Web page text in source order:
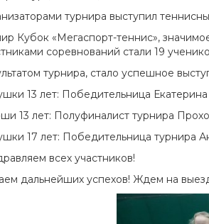
турнира выступил
Кубок «Мегаспорт-теннис»,
соревнований стали 19
турнира, стало успешное
13 лет: Победительница
13 лет: Полуфиналист турнира
17 лет: Победительница турнира
всех участников!
дальнейших успехов! Ждем на